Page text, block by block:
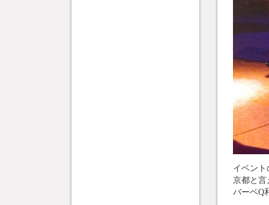
イベン
京都と言
バーベQ